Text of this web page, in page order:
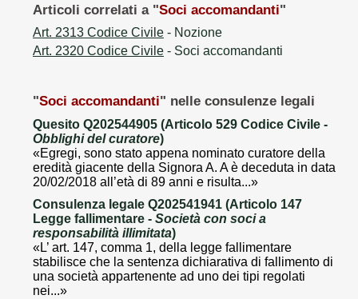
Articoli correlati a "Soci accomandanti"
Art. 2313 Codice Civile - Nozione
Art. 2320 Codice Civile - Soci accomandanti
"Soci accomandanti" nelle consulenze legali
Quesito Q202544905 (Articolo 529 Codice Civile -
Obblighi del curatore)
«Egregi, sono stato appena nominato curatore della
eredità giacente della Signora A. A è deceduta in data
20/02/2018 all’età di 89 anni e risulta...»
Consulenza legale Q202541941 (Articolo 147
Legge fallimentare - Società con soci a
responsabilità illimitata)
«L’ art. 147, comma 1, della legge fallimentare
stabilisce che la sentenza dichiarativa di fallimento di
una società appartenente ad uno dei tipi regolati
nei...»